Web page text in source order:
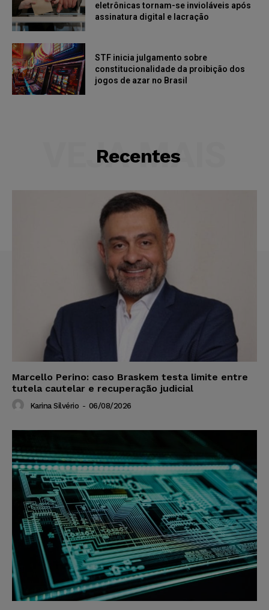
eletrônicas tornam-se invioláveis após
assinatura digital e lacração
STF inicia julgamento sobre
constitucionalidade da proibição dos
jogos de azar no Brasil
Recentes
VEJA MAIS
Marcello Perino: caso Braskem testa limite entre
tutela cautelar e recuperação judicial
Karina Silvério - 06/08/2026